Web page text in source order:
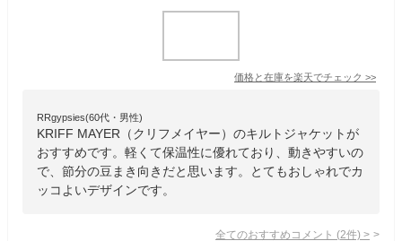
価格と在庫を楽天でチェック >>
RRgypsies(60代・男性)
KRIFF MAYER（クリフメイヤー）のキルトジャケットが
おすすめです。軽くて保温性に優れており、動きやすいの
で、節分の豆まき向きだと思います。とてもおしゃれでカ
ッコよいデザインです。
全てのおすすめコメント (2件) >